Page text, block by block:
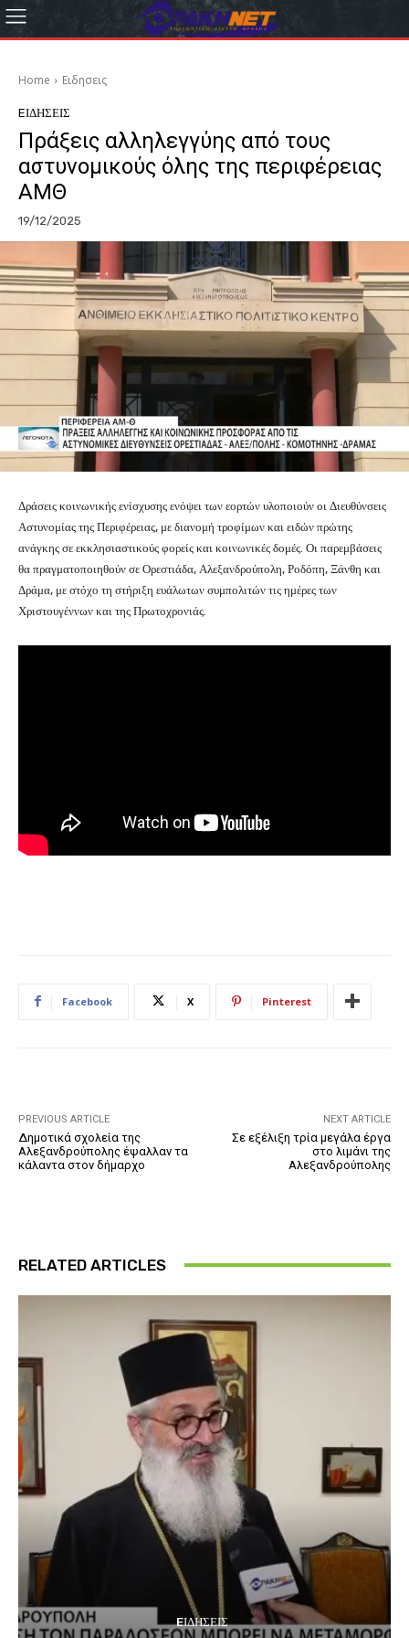
Home Eιδησεις
EΙΔΗΣΕΙΣ
Πράξεις αλληλεγγύης από τους
αστυνομικούς όλης της περιφέρειας
ΑΜΘ
19/12/2025
Δράσεις κοινωνικής ενίσχυσης ενόψει των εορτών υλοποιούν οι Διευθύνσεις
Αστυνομίας της Περιφέρειας, με διανομή τροφίμων και ειδών πρώτης
ανάγκης σε εκκλησιαστικούς φορείς και κοινωνικές δομές. Οι παρεμβάσεις
θα πραγματοποιηθούν σε Ορεστιάδα, Αλεξανδρούπολη, Ροδόπη, Ξάνθη και
Δράμα, με στόχο τη στήριξη ευάλωτων συμπολιτών τις ημέρες των
Χριστουγέννων και της Πρωτοχρονιάς.
Facebook X Pinterest
PREVIOUS ARTICLE
Δημοτικά σχολεία της
Αλεξανδρούπολης έψαλλαν τα
κάλαντα στον δήμαρχο
NEXT ARTICLE
Σε εξέλιξη τρία μεγάλα έργα
στο λιμάνι της
Αλεξανδρούπολης
RELATED ARTICLES
EΙΔΗΣΕΙΣ